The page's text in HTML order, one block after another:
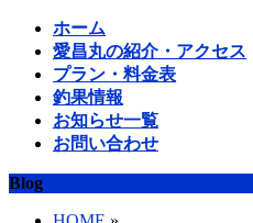
ホーム
愛昌丸の紹介・アクセス
プラン・料金表
釣果情報
お知らせ一覧
お問い合わせ
Blog